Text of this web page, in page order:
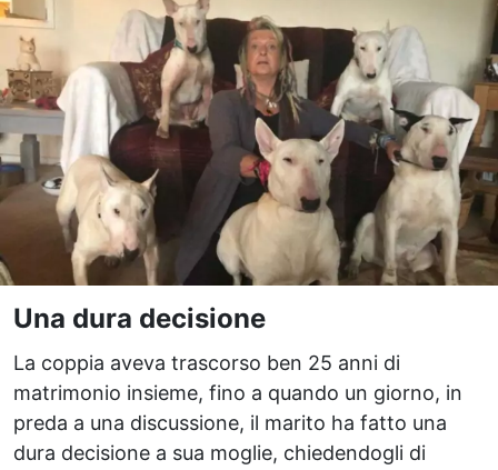
Una dura decisione
La coppia aveva trascorso ben 25 anni di
matrimonio insieme, fino a quando un giorno, in
preda a una discussione, il marito ha fatto una
dura decisione a sua moglie, chiedendogli di